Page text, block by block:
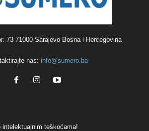
73 71000 Sarajevo Bosna i Hercegovina
nas: info@sumero.ba
teškoćama!